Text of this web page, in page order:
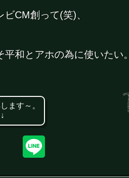
CM創って(笑)、
和とアホの為に使いたい。
ます～。